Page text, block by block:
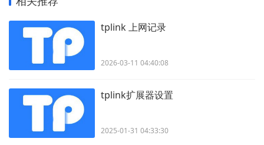
tplink 上网记录
2026-03-11 04:40:08
tplink扩展器设置
2025-01-31 04:33:30